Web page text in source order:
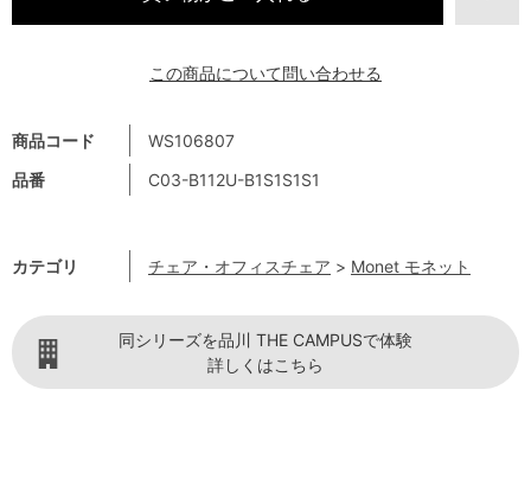
商品コード
WS106807
品番
C03-B112U-B1S1S1S1
カテゴリ チェア・オフィスチェア > Monet モネット
この商品について問い合わせる
同シリーズを品川 THE CAMPUSで体験
詳しくはこちら